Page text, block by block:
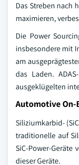
Das Streben nach
maximieren,
Die Power
insbesondere mit
am
das Laden.
ausgeklügelten
Automotive
Siliziumkarbid-
traditionelle auf
SiC-Power-
dieser Geräte.